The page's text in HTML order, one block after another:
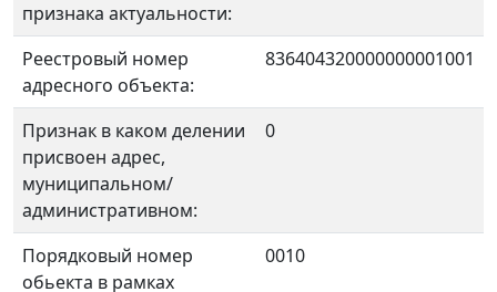
признака актуальности:
Реестровый номер
адресного объекта:
836404320000000001001
Признак в каком делении
присвоен адрес,
муниципальном/
административном:
0
Порядковый номер
обьекта в рамках
0010